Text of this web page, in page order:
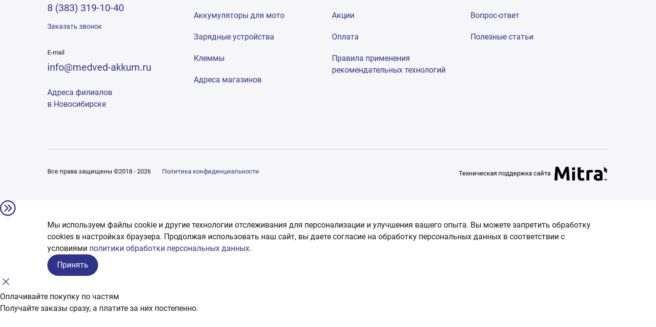
8 (383) 319-10-40
Заказать звонок
E-mail
info@medved-akkum.ru
Адреса филиалов
в Новосибирске
Аккумуляторы для мото
Зарядные устройства
Клеммы
Адреса магазинов
Акции
Оплата
Правила применения
рекомендательных технологий
Вопрос-ответ
Полезные статьи
Все права защищены ©2018 - 2026 Политика конфиденциальности Техническая поддержка сайта
Мы используем файлы cookie и другие технологии отслеживания для персонализации и улучшения вашего опыта. Вы можете запретить обработку
сookies в настройках браузера. Продолжая использовать наш сайт, вы даете согласие на обработку персональных данных в соответствии с
условиями политики обработки персональных данных.
Принять
Оплачивайте покупку по частям
Получайте заказы сразу, а платите за них постепенно.